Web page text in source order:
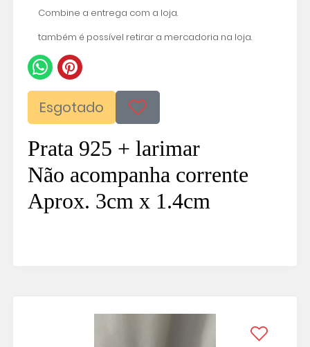
Combine a entrega com a loja.
também é possível retirar a mercadoria na loja.
Esgotado
Prata 925 + larimar
Não acompanha corrente
Aprox. 3cm x 1.4cm